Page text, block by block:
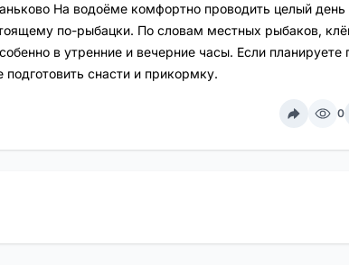
На водоёме комфортно проводить целый
по-рыбацки. По словам местных рыбаков,
в утренние и вечерние часы. Если планируете
снасти и прикормку.
0